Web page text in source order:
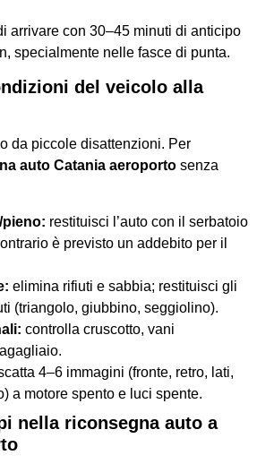
arrivare con 30–45 minuti di anticipo
specialmente nelle fasce di punta.
del veicolo alla
da piccole disattenzioni. Per
auto Catania aeroporto senza
pieno: restituisci l’auto con il serbatoio
è previsto un addebito per il
elimina rifiuti e sabbia; restituisci gli
(triangolo, giubbino, seggiolino).
controlla cruscotto, vani
4–6 immagini (fronte, retro, lati,
a motore spento e luci spente.
nella riconsegna auto a